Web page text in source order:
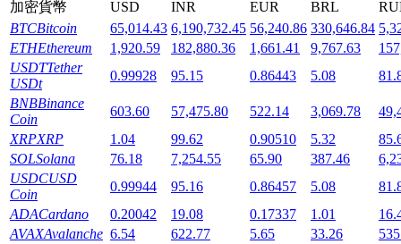
Launchpool
活期質押獲得熱門資產
加密貨幣 USD INR EUR BRL
BTCBitcoin 65,014.43 6,190,732.45 56,240.86 330,646.84
ETHEthereum 1,920.59 182,880.36 1,661.41 9,767.63
USDTTether
USDt
0.99928 95.15 0.86443 5.08
BNBBinance
Coin
603.60 57,475.80 522.14 3,069.78
XRPXRP 1.04 99.62 0.90510 5.32
SOLSolana 76.18 7,254.55 65.90 387.46
USDCUSD
Coin
0.99944 95.16 0.86457 5.08
ADACardano 0.20042 19.08 0.17337 1.01
AVAXAvalanche 6.54 622.77 5.65 33.26